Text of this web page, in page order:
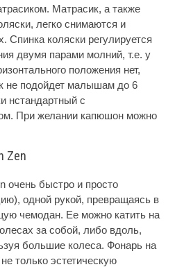
Матрасик, а также
легко снимаются и
Спинка коляски регулируется
двумя парами молний, т.е. у
положения нет,
не подойдет малышам до 6
нстандартный с
При желании капюшон можно
Zen
очень быстро и просто
одной рукой, превращаясь в
чемодан. Ее можно катить на
за собой, либо вдоль,
большие колеса. Фонарь на
только эстетическую